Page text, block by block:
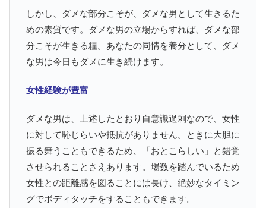
しかし、ダメな部分こそが、ダメな男として生きるた
めの素質です。ダメな男の立場からすれば、ダメな部
分こそが生きる糧。あなたの同情を養分として、ダメ
な男は今日もダメに生き続けます。
女性経験が豊富
ダメな男は、上述したとおり自意識過剰なので、女性
に対して恥じらいや抵抗がありません。ときに大胆に
振る舞うこともできるため、「おとこらしい」と錯覚
させられることさえあります。場数を踏んでいるため
女性との距離感を図ることには長け、絶妙なタイミン
グでボディタッチをすることもできます。